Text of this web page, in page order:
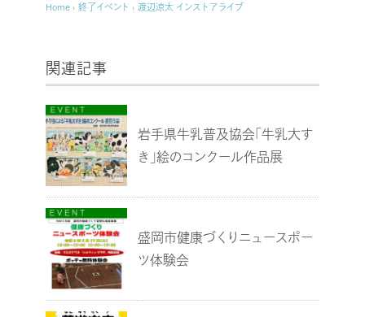
Home › 終了イベント › 渡辺涼太 インストアライブ
関連記事
岩手県牛乳普及協会「牛乳大す
き」絵のコンクール作品展
盛岡市健康づくりニュースポー
ツ体験会